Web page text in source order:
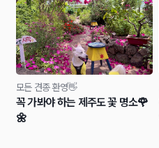
모든 견종 환영👋
꼭 가봐야 하는 제주도 꽃 명소🌹
🌼